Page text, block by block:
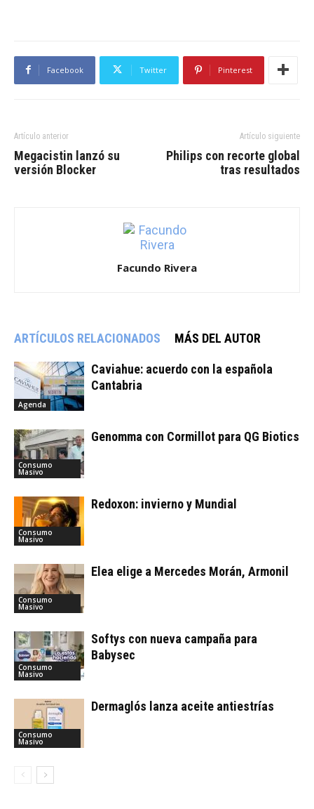
Facebook Twitter Pinterest
Artículo anterior
Megacistin lanzó su
versión Blocker
Artículo siguiente
Philips con recorte global
tras resultados
Facundo Rivera
ARTÍCULOS RELACIONADOS MÁS DEL AUTOR
Agenda
Caviahue: acuerdo con la española
Cantabria
Consumo
Masivo
Genomma con Cormillot para QG Biotics
Consumo
Masivo
Redoxon: invierno y Mundial
Consumo
Masivo
Elea elige a Mercedes Morán, Armonil
Consumo
Masivo
Softys con nueva campaña para
Babysec
Consumo
Masivo
Dermaglós lanza aceite antiestrías